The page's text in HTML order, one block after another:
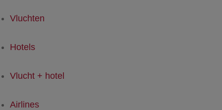
Vluchten
Hotels
Vlucht + hotel
Airlines